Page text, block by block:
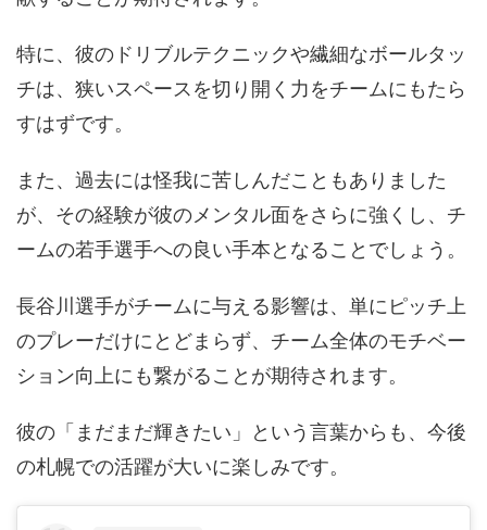
特に、彼のドリブルテクニックや繊細なボールタッ
チは、狭いスペースを切り開く力をチームにもたら
すはずです。
また、過去には怪我に苦しんだこともありました
が、その経験が彼のメンタル面をさらに強くし、チ
ームの若手選手への良い手本となることでしょう。
長谷川選手がチームに与える影響は、単にピッチ上
のプレーだけにとどまらず、チーム全体のモチベー
ション向上にも繋がることが期待されます。
彼の「まだまだ輝きたい」という言葉からも、今後
の札幌での活躍が大いに楽しみです。